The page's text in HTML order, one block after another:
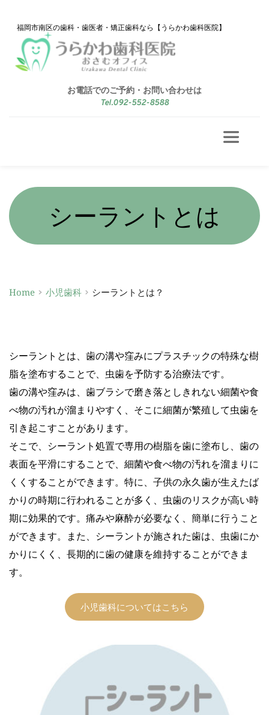
福岡市南区の歯科・歯医者・矯正歯科なら【うらかわ歯科医院】
お電話でのご予約・お問い合わせは
Tel.092-552-8588
シーラントとは
Home 小児歯科 シーラントとは？
シーラントとは、歯の溝や窪みにプラスチックの特殊な樹
脂を塗布することで、虫歯を予防する治療法です。
歯の溝や窪みは、歯ブラシで磨き落としきれない細菌や食
べ物の汚れが溜まりやすく、そこに細菌が繁殖して虫歯を
引き起こすことがあります。
そこで、シーラント処置で専用の樹脂を歯に塗布し、歯の
表面を平滑にすることで、細菌や食べ物の汚れを溜まりに
くくすることができます。特に、子供の永久歯が生えたば
かりの時期に行われることが多く、虫歯のリスクが高い時
期に効果的です。痛みや麻酔が必要なく、簡単に行うこと
ができます。また、シーラントが施された歯は、虫歯にか
かりにくく、長期的に歯の健康を維持することができま
す。
小児歯科についてはこちら